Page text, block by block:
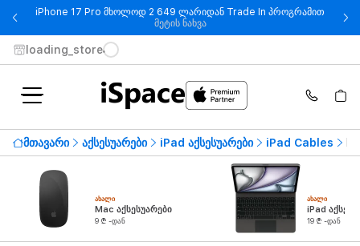
iPhone 17 Pro მხოლოდ 2 649 ლარიდან Trade In პროგრამით
მეტის ნახვა- iPhone 17 Pro მხოლოდ 2 649
loading_store
მთავარი აქსესუარები iPad აქსესუარები iPad Cables
ᲐᲮᲐᲚᲘ
Mac აქსესუარები
9 ₾ -დან
ᲐᲮᲐᲚᲘ
iPad
19 ₾ -დან